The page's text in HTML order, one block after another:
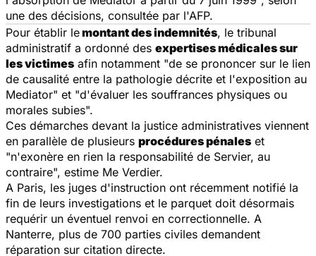
une des décisions, consultée par l'AFP.
Pour établir lemontant des indemnités, le tribunal
administratif a ordonné des expertises médicales sur
les victimes afin notamment "de se prononcer sur le lien
de causalité entre la pathologie décrite et l'exposition au
Mediator" et "d'évaluer les souffrances physiques ou
morales subies".
Ces démarches devant la justice administratives viennent
en parallèle de plusieurs procédures pénales et
"n'exonère en rien la responsabilité de Servier, au
contraire", estime Me Verdier.
A Paris, les juges d'instruction ont récemment notifié la
fin de leurs investigations et le parquet doit désormais
requérir un éventuel renvoi en correctionnelle. A
Nanterre, plus de 700 parties civiles demandent
réparation sur citation directe.